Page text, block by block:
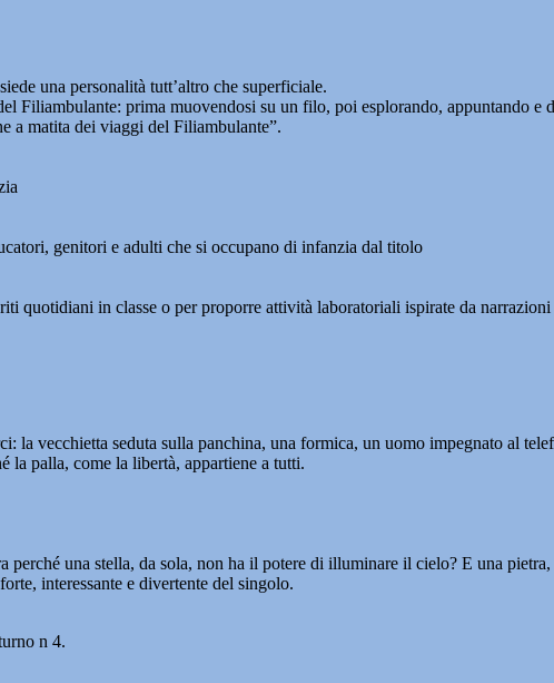
una personalità tutt’altro che superficiale.
Filiambulante: prima muovendosi su un filo, poi esplorando, appuntando e
a matita dei viaggi del Filiambulante”.
genitori e adulti che si occupano di infanzia dal titolo
quotidiani in classe o per proporre attività laboratoriali ispirate da
la vecchietta seduta sulla panchina, una formica, un uomo impegnato al
la palla, come la libertà, appartiene a tutti.
una stella, da sola, non ha il potere di illuminare il cielo? E una
interessante e divertente del singolo.
n 4.